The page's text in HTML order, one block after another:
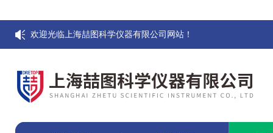
欢迎光临上海喆图科学仪器有限公司网站！